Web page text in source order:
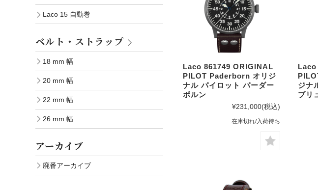
Laco 861749 ORIGINAL
PILOT Paderborn オリジ
ナル パイロット パーダー
ボルン
¥231,000(税込)
在庫切れ/入荷待ち
Laco
ジナ
ブリ
Laco 15 自動巻
ベルト・ストラップ
18 mm 幅
20 mm 幅
22 mm 幅
26 mm 幅
アーカイブ
廃番アーカイブ